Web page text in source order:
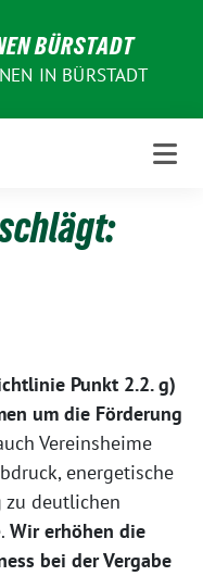
BÜRSTADT
IN BÜRSTADT
Punkt 2.2. g)
um die Förderung
Vereinsheime
energetische
deutlichen
Wir erhöhen die
bei der Vergabe